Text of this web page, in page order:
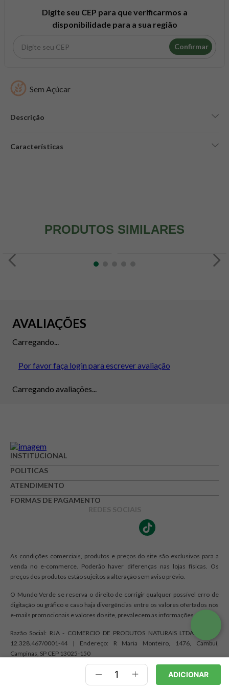
Digite seu CEP para que verificarmos a
disponibilidade para a sua região
Confirmar
Sem Açúcar
Descrição
Características
ADICIONAR
PRODUTOS SIMILARES
AVALIAÇÕES
Carregando...
Por favor faça login para escrever avaliação
Carregando avaliações...
INSTITUCIONAL
POLITICAS
ATENDIMENTO
FORMAS DE PAGAMENTO
REDES SOCIAIS
As condições comerciais, produtos e preços do site são exclusivos para a
venda no e-commerce. Poderão haver diferenças nas lojas físicas. Os
preços dos produtos estão sujeitos a alteração sem aviso prévio.
O Mundo Verde se reserva o direito de corrigir qualquer possível erro de
digitação ou gráfico e caso haja divergências entre os valores ofertados nos
e-mails promocionais e valores do site, prevalecem as informações do site.
Razão Social: RJA - COMERCIO DE PRODUTOS NATURAIS LTDA. | CNPJ:
12.328.467/0001-44 | Endereço: R Maria Monteiro, 1476, Cambuí,
Campinas, SP CEP 13025-150
psyllium